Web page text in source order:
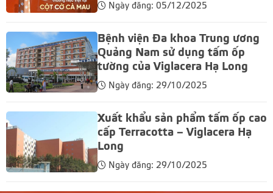
Ngày đăng: 05/12/2025
Bệnh viện Đa khoa Trung ương
Quảng Nam sử dụng tấm ốp
tường của Viglacera Hạ Long
Ngày đăng: 29/10/2025
Xuất khẩu sản phẩm tấm ốp cao
cấp Terracotta – Viglacera Hạ
Long
Ngày đăng: 29/10/2025